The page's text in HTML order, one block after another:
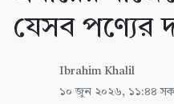
যেসব পণ্যের
Ibrahim Khalil
১০ জুন ২০২৬, ১১:৪৪